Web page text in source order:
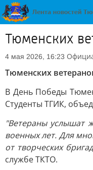
Тюменских
4 мая 2026, 16:23
Тюменских
В День Победы
Студенты ТГИК,
"Ветераны услышат
военных лет. Для
от творческих
службе ТКТО.